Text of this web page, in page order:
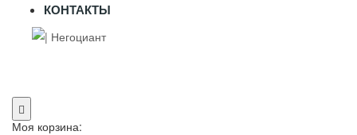
КОНТАКТЫ
+7 (995) 916-44-65
Моя корзина: